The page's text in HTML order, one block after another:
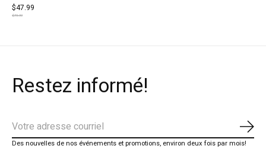
$47.99
$79.99
Restez informé!
Des nouvelles de nos événements et promotions, environ deux fois par mois!